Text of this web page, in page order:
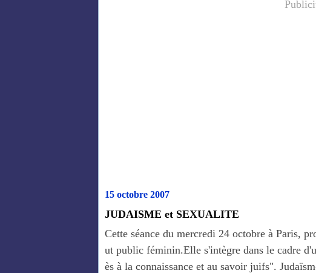
15 octobre 2007
JUDAISME et SEXUALITE
Cette séance du mercredi 24 octobre à Paris,
ut public féminin.Elle s'intègre dans le cadre
ès à la connaissance et au savoir juifs".